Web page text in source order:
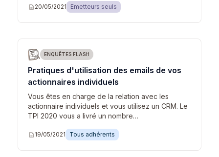
description 20/05/2021 Emetteurs seuls
ENQUÊTES FLASH
Pratiques d'utilisation des emails de vos
actionnaires individuels
Vous êtes en charge de la relation avec les
actionnaire individuels et vous utilisez un CRM. Le
TPI 2020 vous a livré un nombre…
description 19/05/2021 Tous adhérents